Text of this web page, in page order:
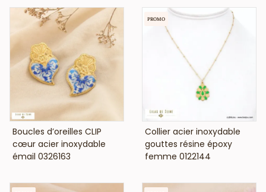
VOIR LE PRIX
Boucles d’oreilles CLIP
cœur acier inoxydable
émail 0326163
VOIR LE PRIX
Collier acier inoxydable
gouttes résine époxy
femme 0122144
PROMO